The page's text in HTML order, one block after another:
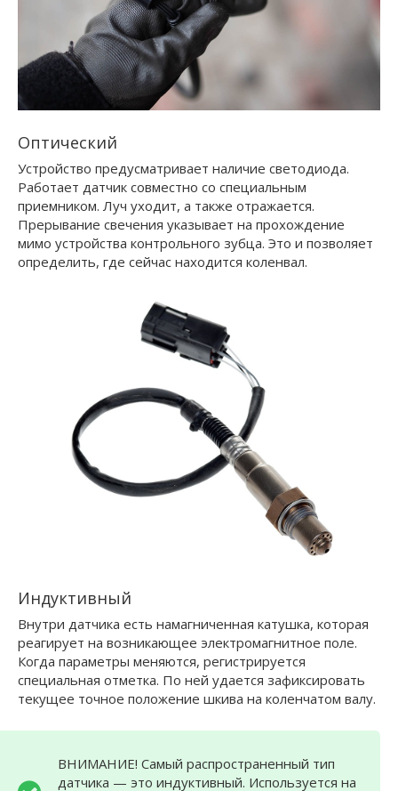
Оптический
Устройство предусматривает наличие светодиода.
Работает датчик совместно со специальным
приемником. Луч уходит, а также отражается.
Прерывание свечения указывает на прохождение
мимо устройства контрольного зубца. Это и позволяет
определить, где сейчас находится коленвал.
Индуктивный
Внутри датчика есть намагниченная катушка, которая
реагирует на возникающее электромагнитное поле.
Когда параметры меняются, регистрируется
специальная отметка. По ней удается зафиксировать
текущее точное положение шкива на коленчатом валу.
ВНИМАНИЕ! Самый распространенный тип
датчика — это индуктивный. Используется на